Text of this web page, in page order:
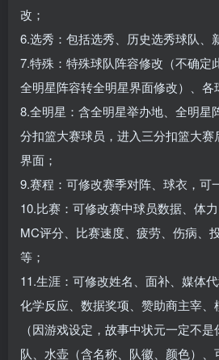
改；
6.选秀：包括选秀、历史选秀球队、
7.特殊：特殊球队阵容修改（不确定
全明星阵容转全明星界面修改）、各
8.全明星：含全明星举办地、全明星
分扣篮大赛球员，进入三分扣篮大
界面；
9.赛程：可修改赛季对阵、球衣，可
10.比赛：可修改赛中球员数据、体
MC评分、比赛速度、疲劳、伤病、
等；
11.生涯：可修改姓名、面补、媒体
化学反应、数据奖项、赞助商主宰、
（因游戏设定，故事中状元一定不
队、水壶（含名称、队徽、颜色）